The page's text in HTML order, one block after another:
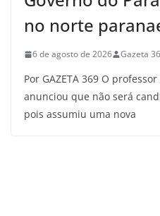
no norte
6 de agosto de 2026 Gazeta
Por GAZETA 369 O
anunciou que não será
pois assumiu uma nova